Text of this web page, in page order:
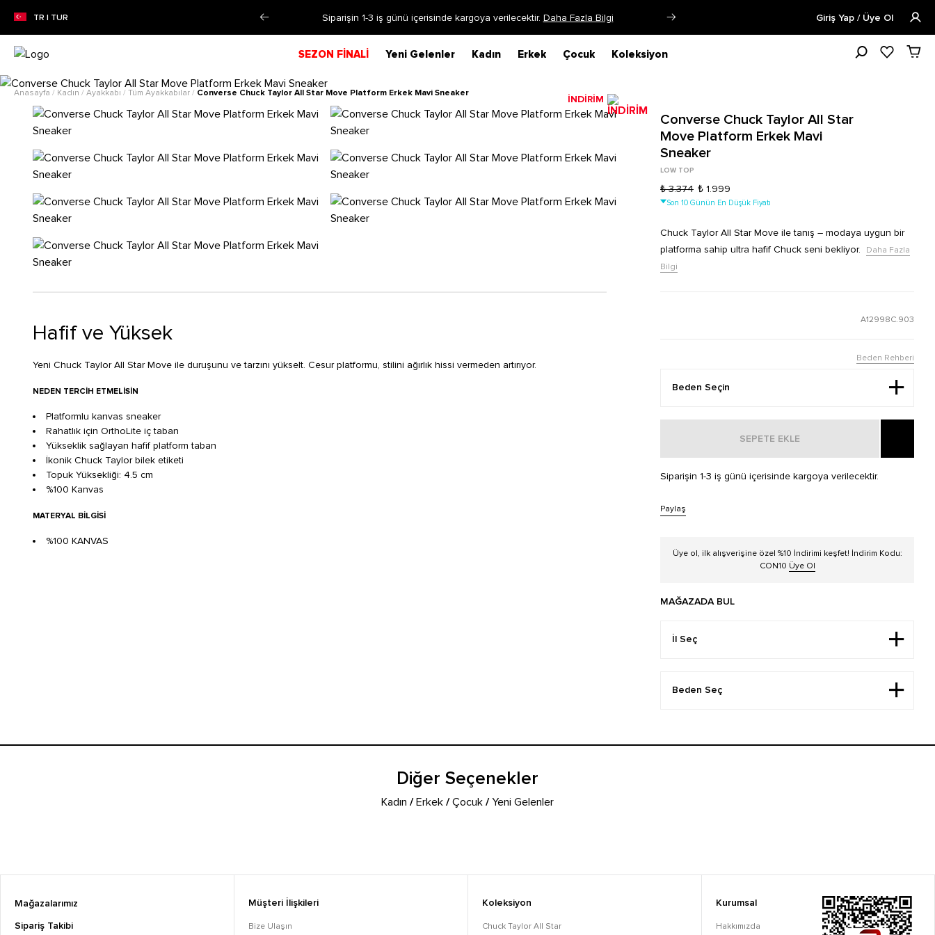
TR | TUR
İNDİRİMİ!Alışverişe Başla! Siparişin 1-3 iş günü içerisinde kargoya verilecektir. Daha Fazla Bilgi Öğrencilere Özel Tüm Ürünlerde
Giriş Yap / Üye Ol
SEZON FİNALİ Yeni Gelenler Kadın Erkek Çocuk Koleksiyon
Anasayfa / Kadın / Ayakkabı / Tüm Ayakkabılar / Converse Chuck Taylor All Star Move Platform Erkek Mavi Sneaker
İNDİRİM
Hafif ve Yüksek
Yeni Chuck Taylor All Star Move ile duruşunu ve tarzını yükselt. Cesur platformu, stilini ağırlık hissi vermeden artırıyor.
NEDEN TERCIH ETMELISIN
Platformlu kanvas sneaker
Rahatlık için OrthoLite iç taban
Yükseklik sağlayan hafif platform taban
İkonik Chuck Taylor bilek etiketi
Topuk Yüksekliği: 4.5 cm
%100 Kanvas
MATERYAL BILGISI
%100 KANVAS
Converse Chuck Taylor All Star
Move Platform Erkek Mavi
Sneaker
LOW TOP
₺ 3.374 ₺ 1.999
Son 10 Günün En Düşük Fiyatı
Chuck Taylor All Star Move ile tanış – modaya uygun bir
platforma sahip ultra hafif Chuck seni bekliyor.
Daha Fazla
Bilgi
A12998C.903
Beden Rehberi
SEPETE EKLE
Siparişin 1-3 iş günü içerisinde kargoya verilecektir.
Paylaş
Üye ol, ilk alışverişine özel %10 İndirimi keşfet! İndirim Kodu:
CON10 Üye Ol
MAĞAZADA BUL
Diğer Seçenekler
Kadın /Erkek /Çocuk /Yeni Gelenler
Mağazalarımız
Sipariş Takibi
Müşteri İlişkileri
Bize Ulaşın
Koleksiyon
Chuck Taylor All Star
Kurumsal
Hakkımızda